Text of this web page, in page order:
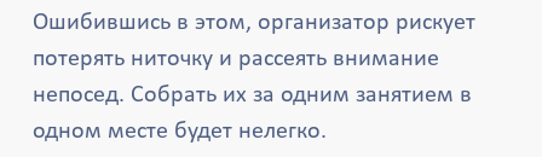
Ошибившись в этом, организатор рискует
потерять ниточку и рассеять внимание
непосед. Собрать их за одним занятием в
одном месте будет нелегко.